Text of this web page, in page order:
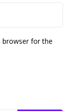
browser for the